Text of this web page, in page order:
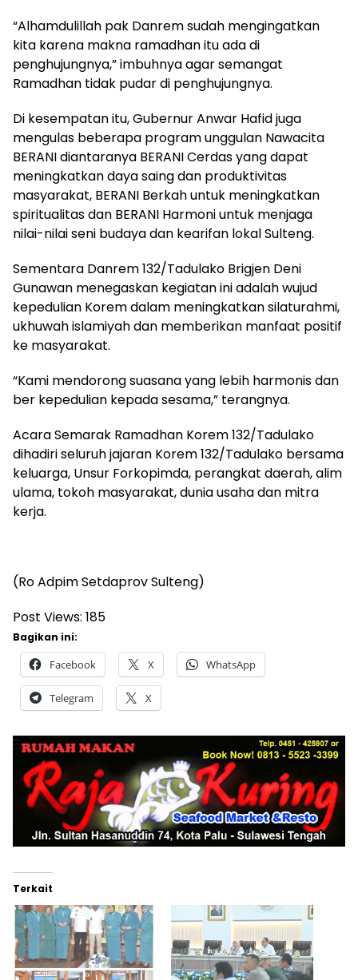
“Alhamdulillah pak Danrem sudah mengingatkan
kita karena makna ramadhan itu ada di
penghujungnya,” imbuhnya agar semangat
Ramadhan tidak pudar di penghujungnya.
Di kesempatan itu, Gubernur Anwar Hafid juga
mengulas beberapa program unggulan Nawacita
BERANI diantaranya BERANI Cerdas yang dapat
meningkatkan daya saing dan produktivitas
masyarakat, BERANI Berkah untuk meningkatkan
spiritualitas dan BERANI Harmoni untuk menjaga
nilai-nilai seni budaya dan kearifan lokal Sulteng.
Sementara Danrem 132/Tadulako Brigjen Deni
Gunawan menegaskan kegiatan ini adalah wujud
kepedulian Korem dalam meningkatkan silaturahmi,
ukhuwah islamiyah dan memberikan manfaat positif
ke masyarakat.
“Kami mendorong suasana yang lebih harmonis dan
ber kepedulian kepada sesama,” terangnya.
Acara Semarak Ramadhan Korem 132/Tadulako
dihadiri seluruh jajaran Korem 132/Tadulako bersama
keluarga, Unsur Forkopimda, perangkat daerah, alim
ulama, tokoh masyarakat, dunia usaha dan mitra
kerja.
(Ro Adpim Setdaprov Sulteng)
Post Views: 185
Bagikan ini:
Facebook X WhatsApp
Telegram X
Terkait